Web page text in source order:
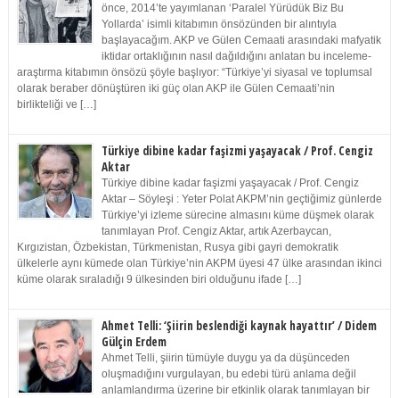
önce, 2014’te yayımlanan ‘Paralel Yürüdük Biz Bu
Yollarda’ isimli kitabımın önsözünden bir alıntıyla
başlayacağım. AKP ve Gülen Cemaati arasındaki mafyatik
iktidar ortaklığının nasıl dağıldığını anlatan bu inceleme-
araştırma kitabımın önsözü şöyle başlıyor: “Türkiye’yi siyasal ve toplumsal
olarak beraber dönüştüren iki güç olan AKP ile Gülen Cemaati’nin
birlikteliği ve […]
Türkiye dibine kadar faşizmi yaşayacak / Prof. Cengiz
Aktar
Türkiye dibine kadar faşizmi yaşayacak / Prof. Cengiz
Aktar – Söyleşi : Yeter Polat AKPM’nin geçtiğimiz günlerde
Türkiye’yi izleme sürecine almasını küme düşmek olarak
tanımlayan Prof. Cengiz Aktar, artık Azerbaycan,
Kırgızistan, Özbekistan, Türkmenistan, Rusya gibi gayri demokratik
ülkelerle aynı kümede olan Türkiye’nin AKPM üyesi 47 ülke arasından ikinci
küme olarak sıraladığı 9 ülkesinden biri olduğunu ifade […]
Ahmet Telli: ‘Şiirin beslendiği kaynak hayattır’ / Didem
Gülçin Erdem
Ahmet Telli, şiirin tümüyle duygu ya da düşünceden
oluşmadığını vurgulayan, bu edebi türü anlama değil
anlamlandırma üzerine bir etkinlik olarak tanımlayan bir